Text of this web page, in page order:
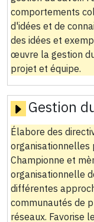
comportements
d'idées et de
des idées et
œuvre la gestion
projet et équipe.
Gestion
Élabore des
organisationnelles
Championne et
organisationnelle
différentes
communautés de
réseaux. Favorise